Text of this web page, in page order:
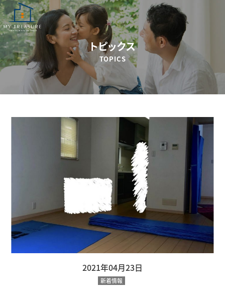
トピックス
TOPICS
2021年04月23日
新着情報